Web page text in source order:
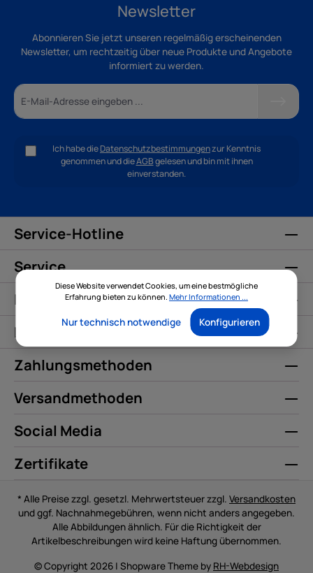
Newsletter
Abonnieren Sie jetzt unseren regelmäßig erscheinenden
Newsletter, um rechtzeitig über neue Produkte und Angebote
informiert zu werden.
Ich habe dieDatenschutzbestimmungenzur Kenntnis
genommen und dieAGBgelesen und bin mit ihnen
einverstanden.
Service-Hotline
Service
Informationen
Kontakt
Zahlungsmethoden
Versandmethoden
Social Media
Zertifikate
* Alle Preise zzgl. gesetzl. Mehrwertsteuer zzgl. Versandkosten
und ggf. Nachnahmegebühren, wenn nicht anders angegeben.
Alle Abbildungen ähnlich. Für die Richtigkeit der
Artikelbeschreibungen wird keine Haftung übernommen.
© Copyright 2026 | Shopware Theme by RH-Webdesign
Diese Website verwendet Cookies, um eine bestmögliche
Erfahrung bieten zu können. Mehr Informationen ...
Nur technisch notwendige Konfigurieren